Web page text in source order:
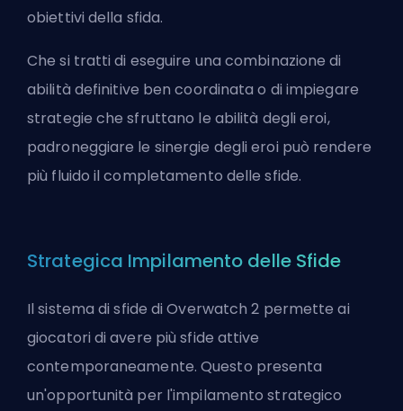
obiettivi della sfida.
Che si tratti di eseguire una combinazione di
abilità definitive ben coordinata o di impiegare
strategie che sfruttano le abilità degli eroi,
padroneggiare le sinergie degli eroi può rendere
più fluido il completamento delle sfide.
Strategica Impilamento delle Sfide
Il sistema di sfide di Overwatch 2 permette ai
giocatori di avere più sfide attive
contemporaneamente. Questo presenta
un'opportunità per l'impilamento strategico